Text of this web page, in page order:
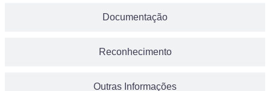
Documentação
Reconhecimento
Outras Informações